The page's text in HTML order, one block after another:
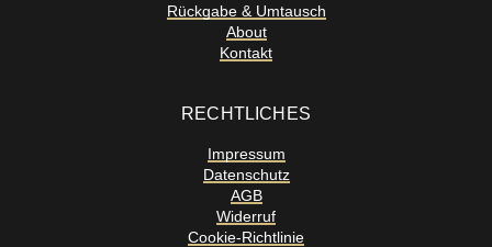
Rückgabe & Umtausch
About
Kontakt
RECHTLICHES
Impressum
Datenschutz
AGB
Widerruf
Cookie-Richtlinie